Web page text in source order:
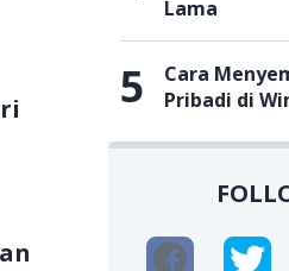
Lama
5
Cara
Pribadi di